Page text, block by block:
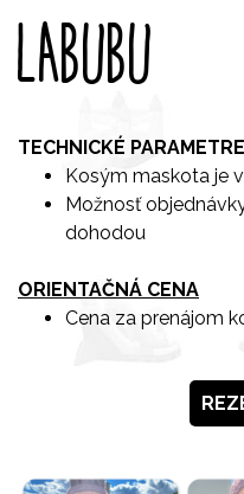
LABUBU
TECHNICKÉ PARAMETRE
Kosým maskota je
Možnosť
dohodou
ORIENTAČNÁ CENA
Cena za prenájom